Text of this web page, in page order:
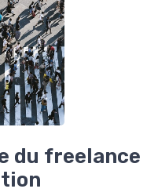
du freelance